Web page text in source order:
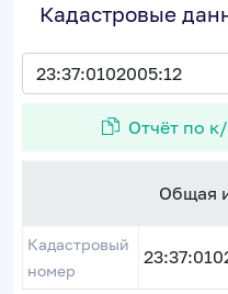
Кадастровые
Отчёт по
Общая
Кадастровый
номер